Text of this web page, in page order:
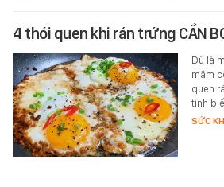
4 thói quen khi rán trứng CẦN
Dù là
mâm
quen
tình
SỨC